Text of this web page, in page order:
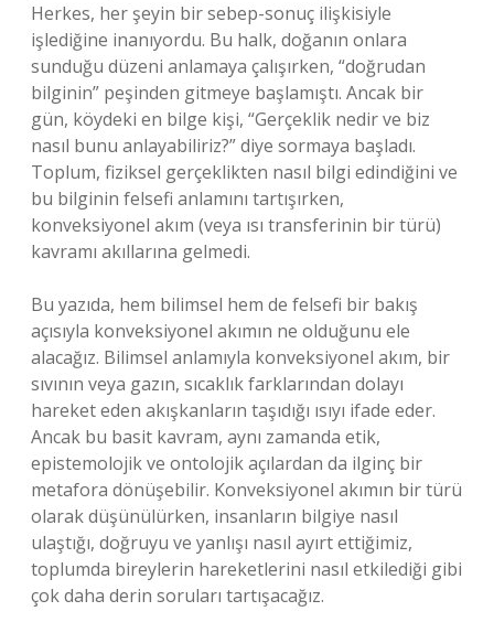
Herkes, her şeyin bir sebep-sonuç ilişkisiyle
işlediğine inanıyordu. Bu halk, doğanın onlara
sunduğu düzeni anlamaya çalışırken, “doğrudan
bilginin” peşinden gitmeye başlamıştı. Ancak bir
gün, köydeki en bilge kişi, “Gerçeklik nedir ve biz
nasıl bunu anlayabiliriz?” diye sormaya başladı.
Toplum, fiziksel gerçeklikten nasıl bilgi edindiğini ve
bu bilginin felsefi anlamını tartışırken,
konveksiyonel akım (veya ısı transferinin bir türü)
kavramı akıllarına gelmedi.
Bu yazıda, hem bilimsel hem de felsefi bir bakış
açısıyla konveksiyonel akımın ne olduğunu ele
alacağız. Bilimsel anlamıyla konveksiyonel akım, bir
sıvının veya gazın, sıcaklık farklarından dolayı
hareket eden akışkanların taşıdığı ısıyı ifade eder.
Ancak bu basit kavram, aynı zamanda etik,
epistemolojik ve ontolojik açılardan da ilginç bir
metafora dönüşebilir. Konveksiyonel akımın bir türü
olarak düşünülürken, insanların bilgiye nasıl
ulaştığı, doğruyu ve yanlışı nasıl ayırt ettiğimiz,
toplumda bireylerin hareketlerini nasıl etkilediği gibi
çok daha derin soruları tartışacağız.